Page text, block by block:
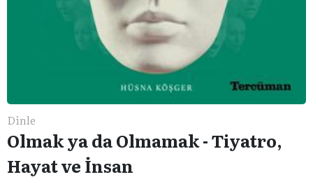
Dinle
Olmak ya da Olmamak - Tiyatro,
Hayat ve İnsan